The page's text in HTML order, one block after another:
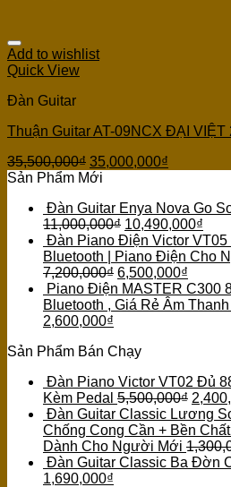
Add to wishlist
Quick View
Đàn Guitar
Thuận Guitar AT-09NCX ĐẠI VIỆT
35,500,000₫ 35,000,000₫
Sản Phẩm Mới
Đàn Guitar Enya Nova Go
11,000,000₫ 10,490,000₫
Đàn Piano Điện Victor
Bluetooth | Piano Điện Cho
7,200,000₫ 6,500,000₫
Piano Điện MASTER C300
Bluetooth , Giá Rẻ Âm
2,600,000₫
Sản Phẩm Bán Chạy
Đàn Piano Victor VT02 Đủ
Kèm Pedal 5,500,000₫
Đàn Guitar Classic Lương
Chống Cong Cần + Bền
Dành Cho Người Mới
Đàn Guitar Classic Ba Đờn
1,690,000₫